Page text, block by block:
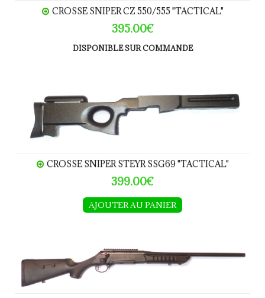
CROSSE SNIPER CZ 550/555 "TACTICAL"
395.00€
DISPONIBLE SUR COMMANDE
CROSSE SNIPER STEYR SSG69 "TACTICAL"
399.00€
AJOUTER AU PANIER
HAENEL Jaeger 10VSP calibre 308Winchester